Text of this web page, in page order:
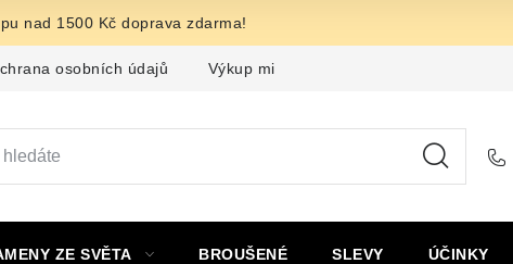
nad 1500 Kč doprava zdarma!
osobních údajů Výkup minerálů a drahých kamenů
ZE SVĚTA BROUŠENÉ SLEVY ÚČINKY